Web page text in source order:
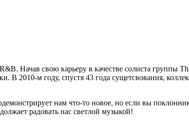
Начав свою карьеру в качестве солиста группы
В 2010-м году, спустя 43 года сущетсвования,
нам что-то новое, но если вы
радовать нас светлой музыкой!